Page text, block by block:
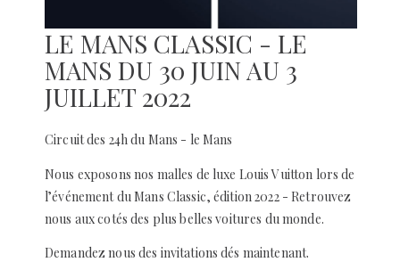
LE MANS CLASSIC - LE
MANS DU 30 JUIN AU 3
JUILLET 2022
Circuit des 24h du Mans - le Mans
Nous exposons nos malles de luxe Louis Vuitton lors de
l’événement du Mans Classic, édition 2022 - Retrouvez
nous aux cotés des plus belles voitures du monde.
Demandez nous des invitations dés maintenant.